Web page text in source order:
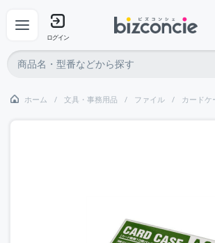
ログイン
ホーム 文具・事務用品 ファイル カードケ